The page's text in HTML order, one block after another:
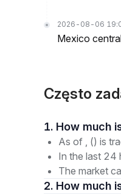
2026-08-06
Mexico
Często
As of , () is
In the last 24
The market
2. How much